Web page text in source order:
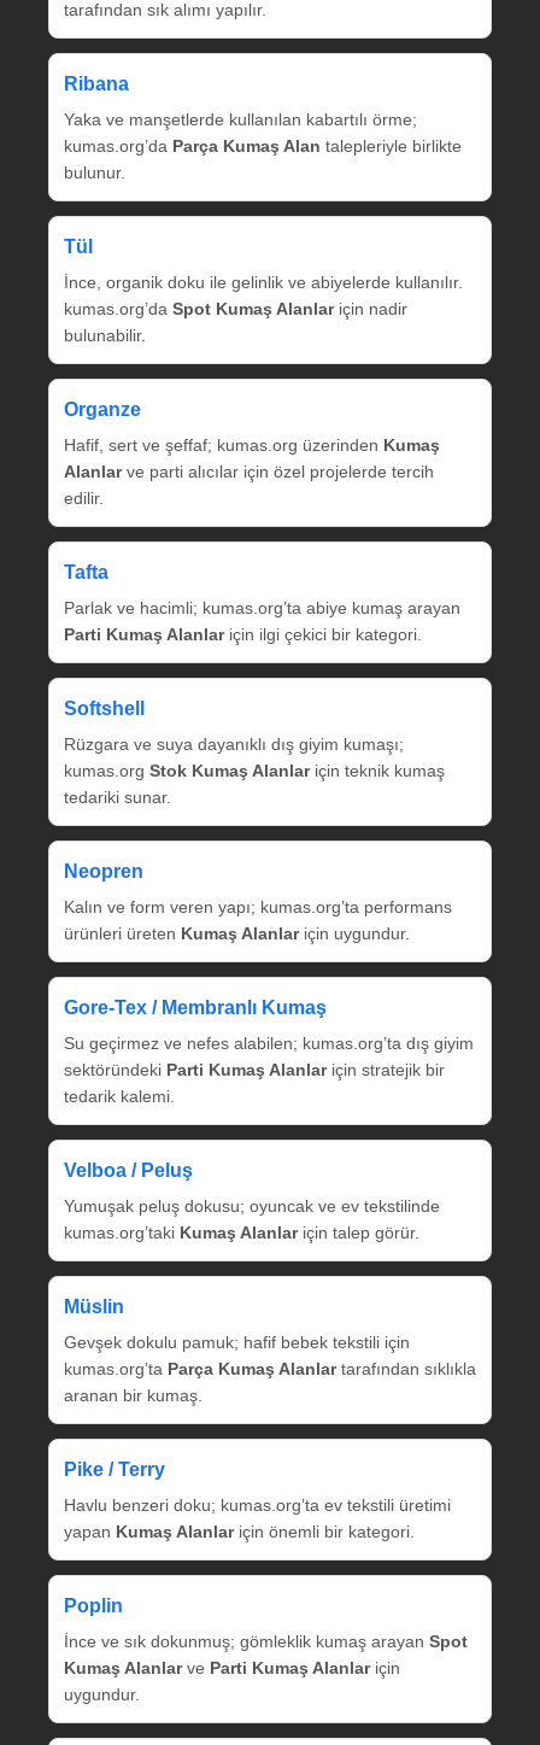
tarafından sık alımı yapılır.
Ribana
Yaka ve manşetlerde kullanılan kabartılı örme;
kumas.org’da Parça Kumaş Alan talepleriyle birlikte
bulunur.
Tül
İnce, organik doku ile gelinlik ve abiyelerde kullanılır.
kumas.org’da Spot Kumaş Alanlariçin nadir
bulunabilir.
Organze
Hafif, sert ve şeffaf; kumas.org üzerinden Kumaş
Alanlarve parti alıcılar için özel projelerde tercih
edilir.
Tafta
Parlak ve hacimli; kumas.org’ta abiye kumaş arayan
Parti Kumaş Alanlariçin ilgi çekici bir kategori.
Softshell
Rüzgara ve suya dayanıklı dış giyim kumaşı;
kumas.org Stok Kumaş Alanlariçin teknik kumaş
tedariki sunar.
Neopren
Kalın ve form veren yapı; kumas.org’ta performans
ürünleri üreten Kumaş Alanlariçin uygundur.
Gore‑Tex / Membranlı Kumaş
Su geçirmez ve nefes alabilen; kumas.org’ta dış giyim
sektöründeki Parti Kumaş Alanlariçin stratejik bir
tedarik kalemi.
Velboa / Peluş
Yumuşak peluş dokusu; oyuncak ve ev tekstilinde
kumas.org’taki Kumaş Alanlariçin talep görür.
Müslin
Gevşek dokulu pamuk; hafif bebek tekstili için
kumas.org’ta Parça Kumaş Alanlartarafından sıklıkla
aranan bir kumaş.
Pike / Terry
Havlu benzeri doku; kumas.org’ta ev tekstili üretimi
yapan Kumaş Alanlariçin önemli bir kategori.
Poplin
İnce ve sık dokunmuş; gömleklik kumaş arayan Spot
Kumaş Alanlarve Parti Kumaş Alanlariçin
uygundur.